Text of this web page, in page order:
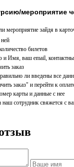
мероприятие
мероприятие зайдя в
билетов
Имя, ваш email,
заказ
ли введены все
заказ" и перейти к
карты и данные с нее
наш сотрудник свяжется с